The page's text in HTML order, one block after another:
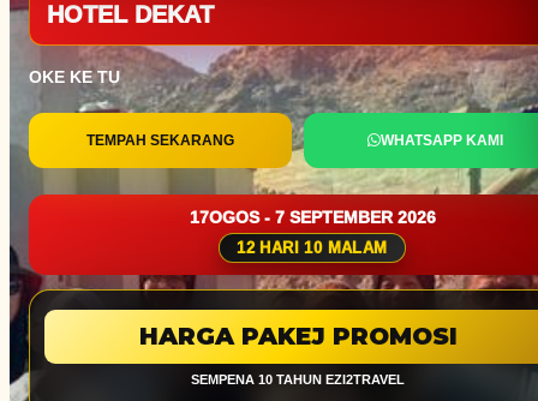
HOTEL DEKAT
OKE KE TU
TEMPAH SEKARANG WHATSAPP KAMI
17OGOS - 7 SEPTEMBER 2026
12 HARI 10 MALAM
HARGA PAKEJ PROMOSI
SEMPENA 10 TAHUN EZI2TRAVEL